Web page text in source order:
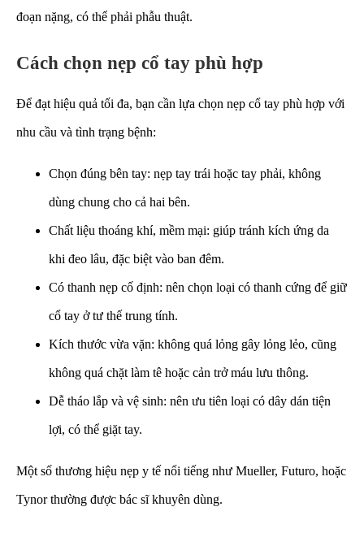
đoạn nặng, có thể phải phẫu thuật.
Cách chọn nẹp cổ tay phù hợp
Để đạt hiệu quả tối đa, bạn cần lựa chọn nẹp cổ tay phù hợp với
nhu cầu và tình trạng bệnh:
Chọn đúng bên tay: nẹp tay trái hoặc tay phải, không
dùng chung cho cả hai bên.
Chất liệu thoáng khí, mềm mại: giúp tránh kích ứng da
khi đeo lâu, đặc biệt vào ban đêm.
Có thanh nẹp cố định: nên chọn loại có thanh cứng để giữ
cổ tay ở tư thế trung tính.
Kích thước vừa vặn: không quá lỏng gây lỏng lẻo, cũng
không quá chặt làm tê hoặc cản trở máu lưu thông.
Dễ tháo lắp và vệ sinh: nên ưu tiên loại có dây dán tiện
lợi, có thể giặt tay.
Một số thương hiệu nẹp y tế nổi tiếng như Mueller, Futuro, hoặc
Tynor thường được bác sĩ khuyên dùng.